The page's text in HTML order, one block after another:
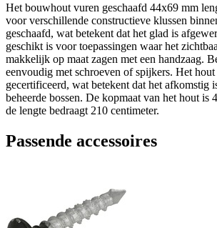
Het bouwhout vuren geschaafd 44x69 mm
voor verschillende constructieve klussen
geschaafd, wat betekent dat het glad is
geschikt is voor toepassingen waar het
makkelijk op maat zagen met een handzaag.
eenvoudig met schroeven of spijkers. Het
gecertificeerd, wat betekent dat het afkomstig
beheerde bossen. De kopmaat van het hout is
de lengte bedraagt 210 centimeter.
Passende accessoires